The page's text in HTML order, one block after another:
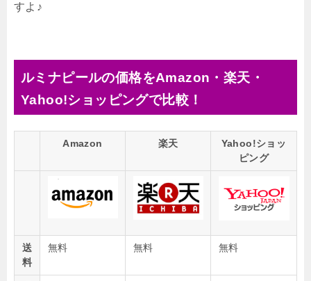
すよ♪
ルミナピールの価格をAmazon・楽天・
Yahoo!ショッピングで比較！
Amazon 楽天
Yahoo!ショッ
ピング
送
料
無料 無料 無料